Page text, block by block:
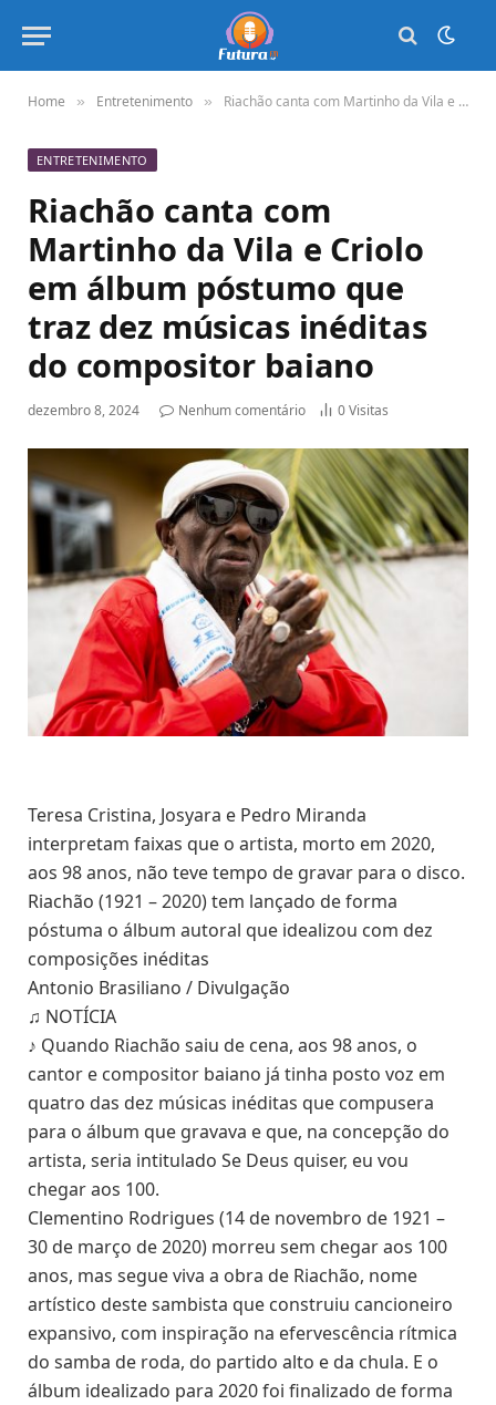
Home » Entretenimento » Riachão canta com Martinho da Vila e Criolo em álbum póstumo que traz dez músicas inéditas do compositor baiano
ENTRETENIMENTO
Riachão canta com
Martinho da Vila e Criolo
em álbum póstumo que
traz dez músicas inéditas
do compositor baiano
dezembro 8, 2024 Nenhum comentário 0Visitas
Teresa Cristina, Josyara e Pedro Miranda
interpretam faixas que o artista, morto em 2020,
aos 98 anos, não teve tempo de gravar para o disco.
Riachão (1921 – 2020) tem lançado de forma
póstuma o álbum autoral que idealizou com dez
composições inéditas
Antonio Brasiliano / Divulgação
♫ NOTÍCIA
♪ Quando Riachão saiu de cena, aos 98 anos, o
cantor e compositor baiano já tinha posto voz em
quatro das dez músicas inéditas que compusera
para o álbum que gravava e que, na concepção do
artista, seria intitulado Se Deus quiser, eu vou
chegar aos 100.
Clementino Rodrigues (14 de novembro de 1921 –
30 de março de 2020) morreu sem chegar aos 100
anos, mas segue viva a obra de Riachão, nome
artístico deste sambista que construiu cancioneiro
expansivo, com inspiração na efervescência rítmica
do samba de roda, do partido alto e da chula. E o
álbum idealizado para 2020 foi finalizado de forma